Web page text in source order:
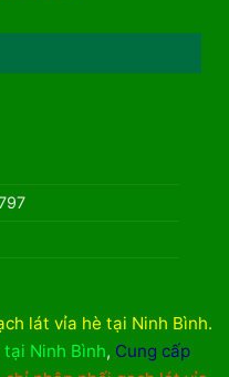
lát vỉa hè tại Ninh Bình.
Ninh Bình, Cung cấp